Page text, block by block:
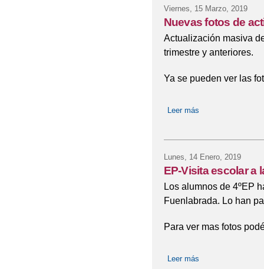
Viernes, 15 Marzo, 2019
Nuevas fotos de
Actualización masiva
trimestre y anteriores.
Ya se pueden ver las
Leer más
Lunes, 14 Enero, 2019
EP-Visita escolar a
Los alumnos de 4ºEP
Fuenlabrada. Lo han
Para ver mas fotos
Leer más